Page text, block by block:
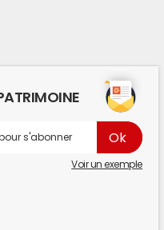
Voir un exemple